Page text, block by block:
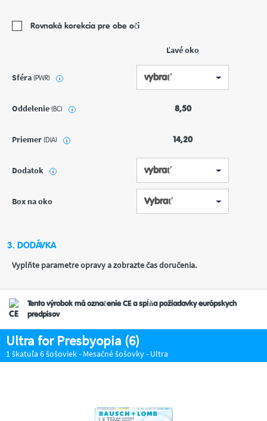
Ultra for Presbyopia (6)
1 škatuľa 6 šošoviek - Mesačné šošovky - Ultra
Rovnaká korekcia pre obe oči
Ľavé oko
Sféra(PWR) i
Oddelenie(BC) i 8,50
Priemer(DIA) i 14,20
Dodatok i
Box na oko
3. DODÁVKA
Vyplňte parametre opravy a zobrazte čas doručenia.
Tento výrobok má označenie CE a spĺňa požiadavky európskych
predpisov